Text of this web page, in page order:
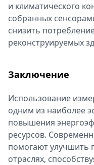
и климатического
собранных
снизить
реконструируемых
Заключение
Использование
одним из наиболее
повышения
ресурсов.
помогают улучшить
отраслях,